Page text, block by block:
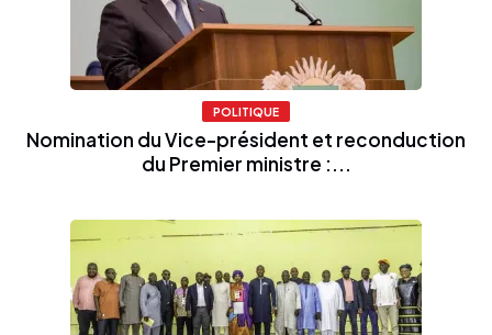
POLITIQUE
Nomination du Vice-président et reconduction
du Premier ministre :...